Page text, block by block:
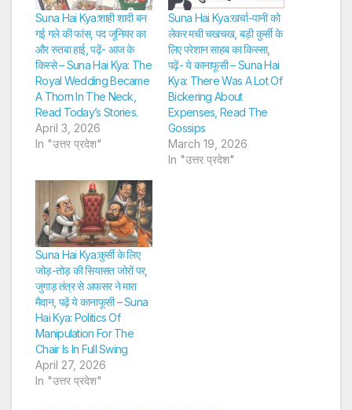
Suna Hai Kya:शाही शादी बन
गई गले की फांस, पद जूनियर का
और रुतबा हाई, पढ़ें- आज के
किस्से – Suna Hai Kya: The
Royal Wedding Became
A Thorn In The Neck,
Read Today’s Stories.
April 3, 2026
In "उत्तर प्रदेश"
Suna Hai Kya:खर्चा-पानी को
लेकर मची चखचख, बड़ी कुर्सी के
लिए परेशान साहब का किस्सा,
पढ़ें- ये कानाफूसी – Suna Hai
Kya: There Was A Lot Of
Bickering About
Expenses, Read The
Gossips
March 19, 2026
In "उत्तर प्रदेश"
Suna Hai Kya:कुर्सी के लिए
जोड़-तोड़ की सियासत जोरों पर,
जुगाड़ तंत्र से अफसर ने मारा
मैदान, पढ़ें ये कानाफूसी – Suna
Hai Kya: Politics Of
Manipulation For The
Chair Is In Full Swing
April 27, 2026
In "उत्तर प्रदेश"